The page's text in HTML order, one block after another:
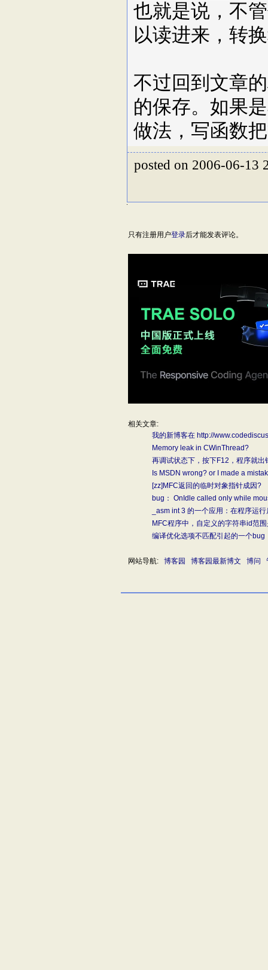
也就是说，不
以读进来，转
不过回到文章
的保存。如果
做法，写函数
posted on 2006-06-13
只有注册用户登录后才能发表评论。
相关文章:
我的新博客在 http://
Memory leak in CWinThread?
再调试状态下，按下F12，程序就出
Is MSDN wrong? or I made a
[zz]MFC返回的临时对象指针成因?
bug： OnIdle called only while
_asm int 3 的一个应用：在程序运
MFC程序中，自定义的字符串id范
编译优化选项不匹配引起的一个bug
网站导航: 博客园 博客园最新博文 博问